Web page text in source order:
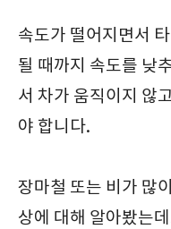
속도가 떨어지면서
될 때까지 속도를 낮
서 차가 움직이지 않
야 합니다.
장마철 또는 비가 많
상에 대해 알아봤는